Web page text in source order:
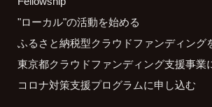
"ローカル"の活動を始める
ふるさと納税型クラウドファンディング
東京都クラウドファンディング支援事業
コロナ対策支援プログラムに申し込む